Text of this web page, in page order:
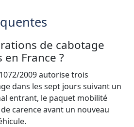
de cabotage
France ?
2009 autorise trois
dans les sept jours suivant un
entrant, le paquet mobilité
carence avant un nouveau